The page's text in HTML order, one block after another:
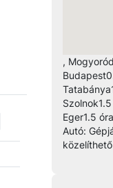
,
Budapest
Tatabánya
Szolnok
Eger1.5 óra
Autó: